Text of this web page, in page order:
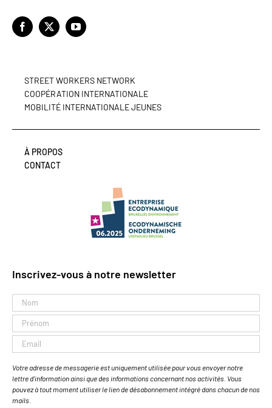
STREET WORKERS NETWORK
COOPÉRATION INTERNATIONALE
MOBILITÉ INTERNATIONALE JEUNES
À PROPOS
CONTACT
Inscrivez-vous à notre newsletter
Votre adresse de messagerie est uniquement utilisée pour vous envoyer notre
lettre d'information ainsi que des informations concernant nos activités. Vous
pouvez à tout moment utiliser le lien de désabonnement intégré dans chacun de nos
mails.